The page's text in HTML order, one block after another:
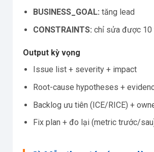
BUSINESS_GOAL: tăng lead
CONSTRAINTS: chỉ sửa được
Output kỳ vọng
Issue list + severity + impact
Root-cause hypotheses +
Backlog ưu tiên (ICE/RICE) +
Fix plan + đo lại (metric trước/